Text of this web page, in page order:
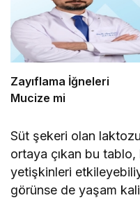
Zayıflama İğneleri
Mucize mi
Süt şekeri olan
ortaya çıkan bu tablo,
yetişkinleri
görünse de yaşam